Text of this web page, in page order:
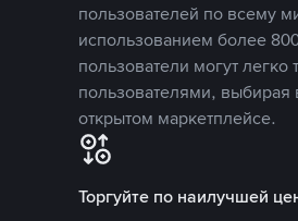
пользователей по всему
использованием более
пользователи могут легко
пользователями,
открытом маркетплейсе.
Торгуйте по наилучшей